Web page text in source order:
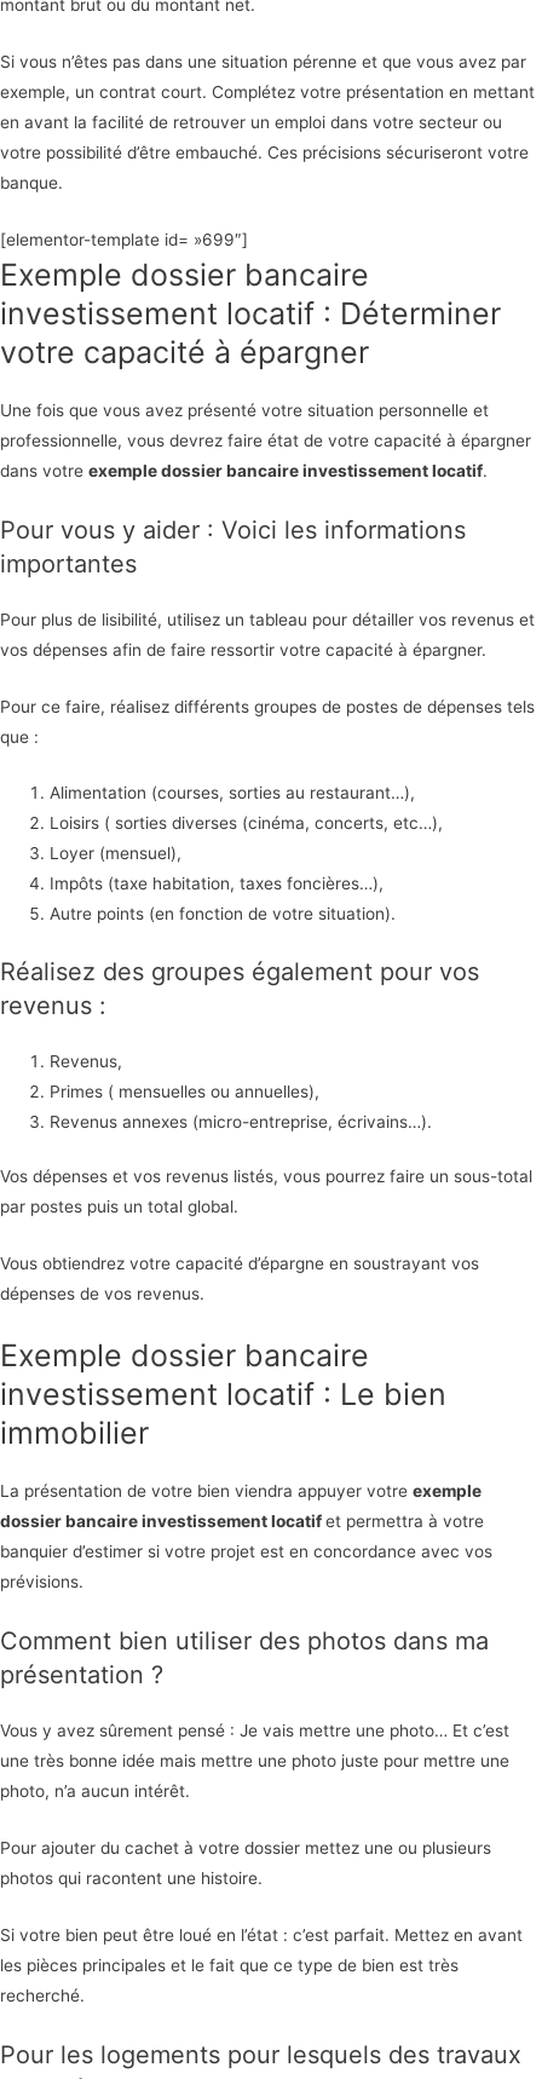
montant brut ou du montant net.
Si vous n’êtes pas dans une situation pérenne et que vous avez par
exemple, un contrat court. Complétez votre présentation en mettant
en avant la facilité de retrouver un emploi dans votre secteur ou
votre possibilité d’être embauché. Ces précisions sécuriseront votre
banque.
[elementor-template id= »699″]
Exemple dossier bancaire
investissement locatif : Déterminer
votre capacité à épargner
Une fois que vous avez présenté votre situation personnelle et
professionnelle, vous devrez faire état de votre capacité à épargner
dans votre exemple dossier bancaire investissement locatif.
Pour vous y aider : Voici les informations
importantes
Pour plus de lisibilité, utilisez un tableau pour détailler vos revenus et
vos dépenses afin de faire ressortir votre capacité à épargner.
Pour ce faire, réalisez différents groupes de postes de dépenses tels
que :
Alimentation (courses, sorties au restaurant…),
Loisirs ( sorties diverses (cinéma, concerts, etc…),
Loyer (mensuel),
Impôts (taxe habitation, taxes foncières…),
Autre points (en fonction de votre situation).
Réalisez des groupes également pour vos
revenus :
Revenus,
Primes ( mensuelles ou annuelles),
Revenus annexes (micro-entreprise, écrivains…).
Vos dépenses et vos revenus listés, vous pourrez faire un sous-total
par postes puis un total global.
Vous obtiendrez votre capacité d’épargne en soustrayant vos
dépenses de vos revenus.
Exemple dossier bancaire
investissement locatif : Le bien
immobilier
La présentation de votre bien viendra appuyer votre exemple
dossier bancaire investissement locatifet permettra à votre
banquier d’estimer si votre projet est en concordance avec vos
prévisions.
Comment bien utiliser des photos dans ma
présentation ?
Vous y avez sûrement pensé : Je vais mettre une photo… Et c’est
une très bonne idée mais mettre une photo juste pour mettre une
photo, n’a aucun intérêt.
Pour ajouter du cachet à votre dossier mettez une ou plusieurs
photos qui racontent une histoire.
Si votre bien peut être loué en l’état : c’est parfait. Mettez en avant
les pièces principales et le fait que ce type de bien est très
recherché.
Pour les logements pour lesquels des travaux